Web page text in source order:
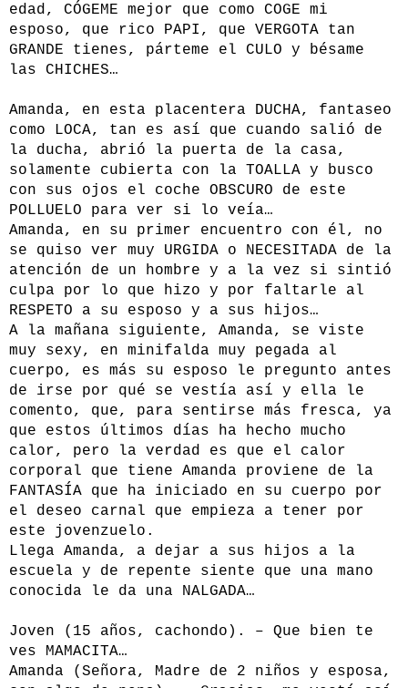
edad, CÓGEME mejor que como COGE mi
esposo, que rico PAPI, que VERGOTA tan
GRANDE tienes, párteme el CULO y bésame
las CHICHES…
Amanda, en esta placentera DUCHA, fantaseo
como LOCA, tan es así que cuando salió de
la ducha, abrió la puerta de la casa,
solamente cubierta con la TOALLA y busco
con sus ojos el coche OBSCURO de este
POLLUELO para ver si lo veía…
Amanda, en su primer encuentro con él, no
se quiso ver muy URGIDA o NECESITADA de la
atención de un hombre y a la vez si sintió
culpa por lo que hizo y por faltarle al
RESPETO a su esposo y a sus hijos…
A la mañana siguiente, Amanda, se viste
muy sexy, en minifalda muy pegada al
cuerpo, es más su esposo le pregunto antes
de irse por qué se vestía así y ella le
comento, que, para sentirse más fresca, ya
que estos últimos días ha hecho mucho
calor, pero la verdad es que el calor
corporal que tiene Amanda proviene de la
FANTASÍA que ha iniciado en su cuerpo por
el deseo carnal que empieza a tener por
este jovenzuelo.
Llega Amanda, a dejar a sus hijos a la
escuela y de repente siente que una mano
conocida le da una NALGADA…
Joven (15 años, cachondo). – Que bien te
ves MAMACITA…
Amanda (Señora, Madre de 2 niños y esposa,